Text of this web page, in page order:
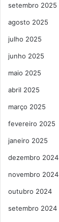
setembro 2025
agosto 2025
julho 2025
junho 2025
maio 2025
abril 2025
março 2025
fevereiro 2025
janeiro 2025
dezembro 2024
novembro 2024
outubro 2024
setembro 2024